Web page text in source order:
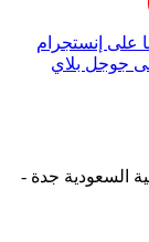
على إنستجرام
جوجل بلاي
السعودية جدة -